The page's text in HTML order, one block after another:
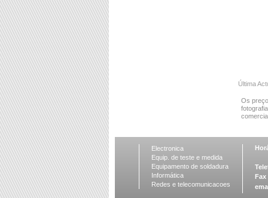
Última
Os
Electronica
Equip. de teste e medida
Equipamento de soldadura
Informática
Redes e telecomunicacoes